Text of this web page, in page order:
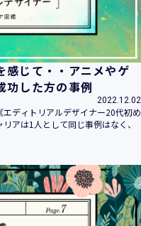
感じて・・アニメやゲ
功した方の事例
2022.12.02
ディトリアルデザイナー20代初め
アは1人として同じ事例はなく、